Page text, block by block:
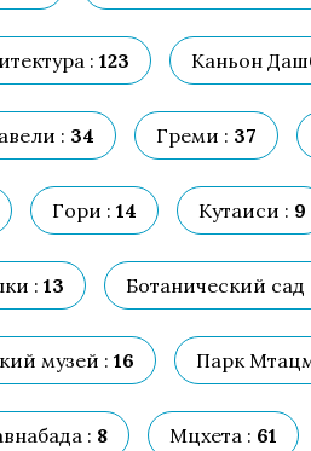
: 123 Каньон
: 34 Греми : 37
Гори : 14 Кутаиси : 9
: 13 Ботанический сад
музей : 16 Парк
: 8 Мцхета : 61